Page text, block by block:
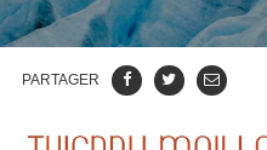
PARTAGER